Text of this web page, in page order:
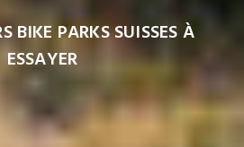
BIKE PARKS SUISSES À
ESSAYER